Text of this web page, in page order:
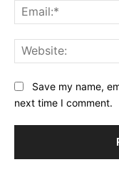
Save my name,
next time I comment.